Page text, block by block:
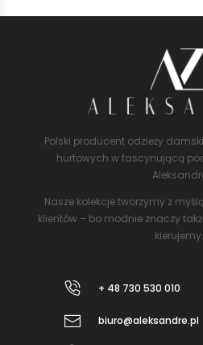
Polski producent odzieży
hurtowych w fascynującą
Nasze kolekcje tworzymy z
klientów – bo modnie znaczy
kierujemy.
+ 48 730 530 010
biuro@aleksandre.pl